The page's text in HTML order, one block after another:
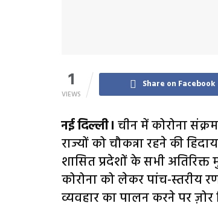
1
VIEWS
Share on Facebook
नई दिल्ली। चीन में कोरोना
राज्यों को चौकन्ना रहने की
शासित प्रदेशों के सभी
कोरोना को लेकर पांच-स्तरीय
व्यवहार का पालन करने पर ज़ोर